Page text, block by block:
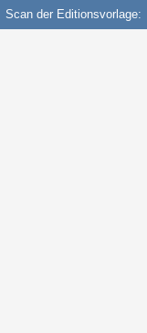
Scan der Editionsvorlage: